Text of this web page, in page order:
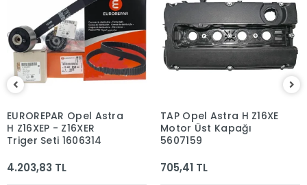
EUROREPAR Opel Astra
H Z16XEP - Z16XER
Triger Seti 1606314
4.203,83 TL
TAP Opel Astra H Z16XE
Motor Üst Kapağı
5607159
705,41 TL